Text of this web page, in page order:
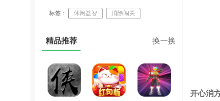
标签： 休闲益智 消除闯关
精品推荐 换一换
开心消